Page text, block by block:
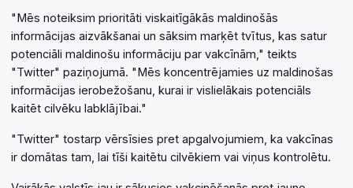
"Mēs noteiksim prioritāti viskaitīgākās maldinošās
informācijas aizvākšanai un sāksim marķēt tvītus, kas satur
potenciāli maldinošu informāciju par vakcīnām," teikts
"Twitter" paziņojumā. "Mēs koncentrējamies uz maldinošas
informācijas ierobežošanu, kurai ir vislielākais potenciāls
kaitēt cilvēku labklājībai."
"Twitter" tostarp vērsīsies pret apgalvojumiem, ka vakcīnas
ir domātas tam, lai tīši kaitētu cilvēkiem vai viņus kontrolētu.